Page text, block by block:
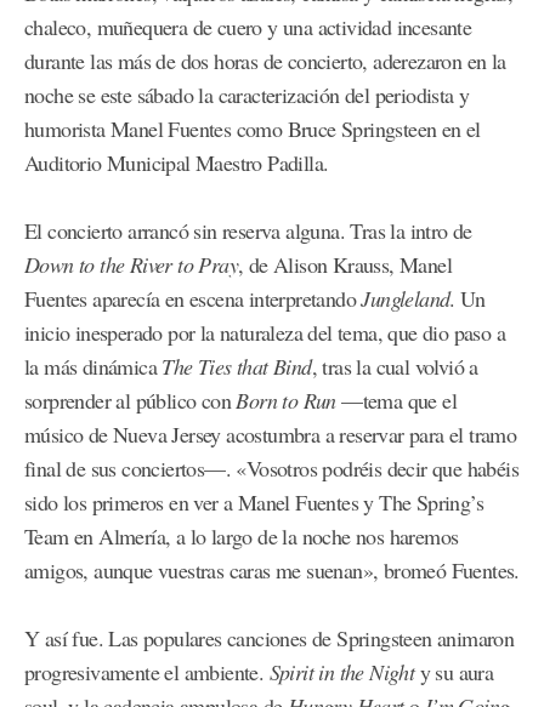
chaleco, muñequera de cuero y una actividad incesante
durante las más de dos horas de concierto, aderezaron en la
noche se este sábado la caracterización del periodista y
humorista Manel Fuentes como Bruce Springsteen en el
Auditorio Municipal Maestro Padilla.
El concierto arrancó sin reserva alguna. Tras la intro de
Down to the River to Pray, de Alison Krauss, Manel
Fuentes aparecía en escena interpretandoJungleland. Un
inicio inesperado por la naturaleza del tema, que dio paso a
la más dinámicaThe Ties that Bind, tras la cual volvió a
sorprender al público conBorn to Run—tema que el
músico de Nueva Jersey acostumbra a reservar para el tramo
final de sus conciertos—. «Vosotros podréis decir que habéis
sido los primeros en ver a Manel Fuentes y The Spring’s
Team en Almería, a lo largo de la noche nos haremos
amigos, aunque vuestras caras me suenan», bromeó Fuentes.
Y así fue. Las populares canciones de Springsteen animaron
progresivamente el ambiente. Spirit in the Nighty su aura